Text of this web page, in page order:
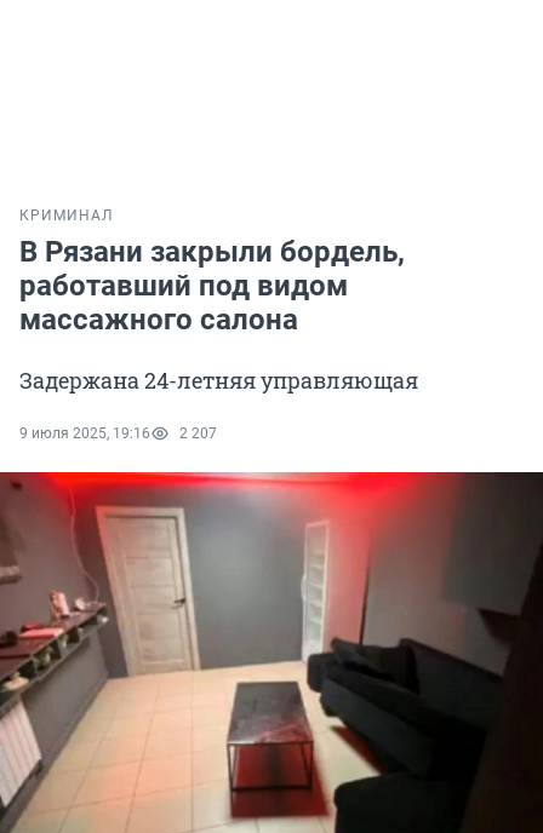
КРИМИНАЛ
В Рязани закрыли бордель,
работавший под видом
массажного салона
Задержана 24-летняя управляющая
9 июля 2025, 19:16 2 207